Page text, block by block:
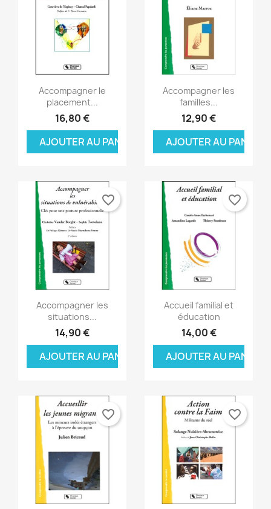
Aperçu rapide
Accompagner le
placement...
16,80 €
AJOUTER AU PANIER
Aperçu rapide
Accompagner les
familles...
12,90 €
AJOUTER AU PANIER
Aperçu rapide
Accompagner les
situations...
14,90 €
AJOUTER AU PANIER
favorite_border
Aperçu rapide
Accueil familial et
éducation
14,00 €
AJOUTER AU PANIER
favorite_border
favorite_border favorite_border